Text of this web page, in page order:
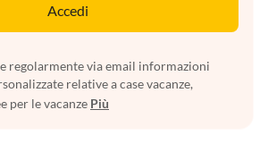
Accedi
regolarmente via email informazioni
relative a case vacanze,
per le vacanze Più